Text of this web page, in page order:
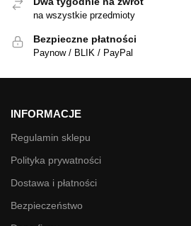
na wszystkie przedmioty
Bezpieczne płatności
Paynow / BLIK / PayPal
INFORMACJE
Regulamin sklepu
Polityka prywatności
Dostawa i płatności
Bezpieczeństwo